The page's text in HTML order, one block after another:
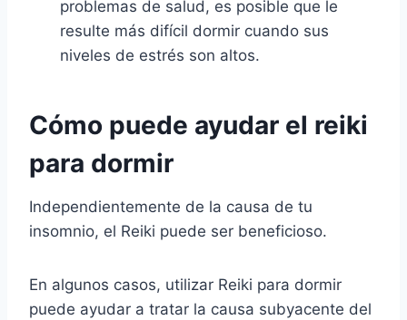
problemas de salud, es posible que le
resulte más difícil dormir cuando sus
niveles de estrés son altos.
Cómo puede ayudar el reiki
para dormir
Independientemente de la causa de tu
insomnio, el Reiki puede ser beneficioso.
En algunos casos, utilizar Reiki para dormir
puede ayudar a tratar la causa subyacente del